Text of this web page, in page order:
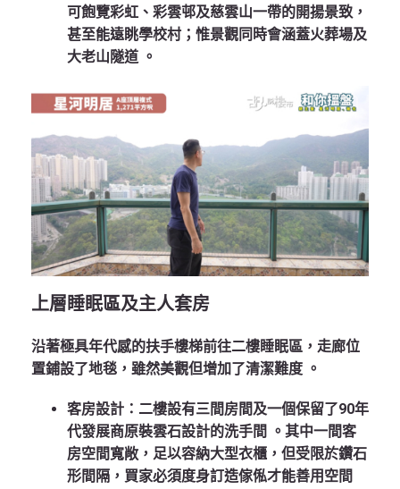
可飽覽彩虹、彩雲邨及慈雲山一帶的開揚景致，
甚至能遠眺學校村；惟景觀同時會涵蓋火葬場及
大老山隧道 。
上層睡眠區及主人套房
沿著極具年代感的扶手樓梯前往二樓睡眠區，走廊位
置鋪設了地毯，雖然美觀但增加了清潔難度 。
客房設計 ：二樓設有三間房間及一個保留了90年
代發展商原裝雲石設計的洗手間 。其中一間客
房空間寬敞，足以容納大型衣櫃，但受限於鑽石
形間隔，買家必須度身訂造傢俬才能善用空間